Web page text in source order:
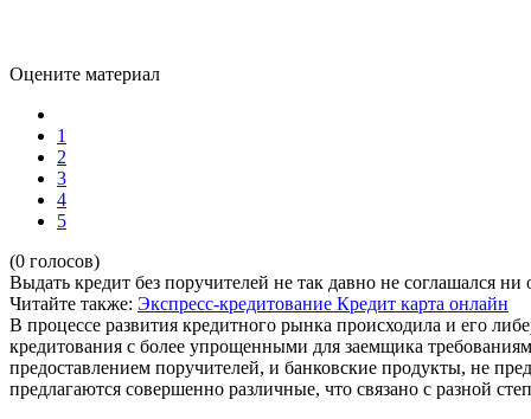
Оцените материал
1
2
3
4
5
(0 голосов)
Выдать кредит без поручителей не так давно не соглашался ни
Читайте также: Экспресс-кредитование Кредит карта онлайн
В процессе развития кредитного рынка происходила и его
кредитования с более упрощенными для заемщика
предоставлением поручителей, и банковские продукты, не
предлагаются совершенно различные, что связано с разной